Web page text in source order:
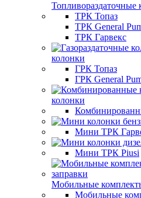
Топливораздаточные
ТРК Топаз
ТРК General
ТРК Гарвекс
колонки
ГРК Топаз
ГРК General
колонки
Мини ТРК
Мини ТРК Piusi
Мобильные
Мобильные